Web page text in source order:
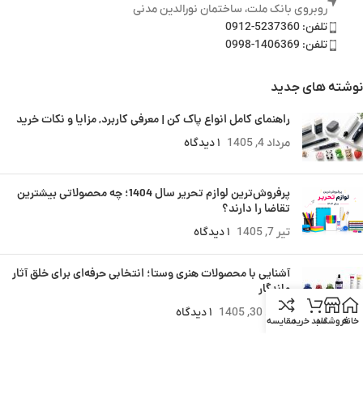
روبروی بانک ملت، ساختمان نورالدین مدنی
تلفن: 5237360-0912
تلفن: 1406369-0998
نوشته های جدید
راهنمای کامل انواع پاک کن | معرفی کاربرد, مزایا و نکات خرید
مرداد 4, 1405 ۱ دیدگاه
پرفروش‌ترین لوازم تحریر سال 1404؛ چه محصولاتی بیشترین
تقاضا را دارند؟
تیر 7, 1405 ۱ دیدگاه
آشنایی با محصولات هنری وستا؛ انتخابی حرفه‌ای برای خلق آثار
ماندگار
خرداد 30, 1405 ۱ دیدگاه
خانهفروشگاهسبد خریدمقایسه